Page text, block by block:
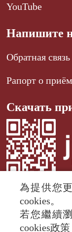
YouTube
Напишите
Обратная связь
Рапорт о
Скачать
© 2024
為提供您
cookies。
若您繼續
cookies政